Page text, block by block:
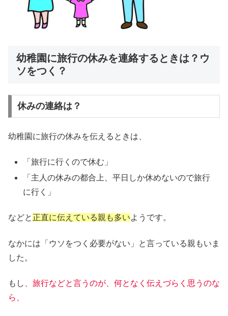
幼稚園に旅行の休みを連絡するときは？ウ
ソをつく？
休みの連絡は？
幼稚園に旅行の休みを伝えるときは、
「旅行に行くので休む」
「主人の休みの都合上、平日しか休めないので旅行
に行く」
などと 正直に伝えている親も多いようです。
なかには「ウソをつく必要がない」と言っている親もいま
した。
もし
、旅行などと言うのが、何となく伝えづらく思うのな
ら、